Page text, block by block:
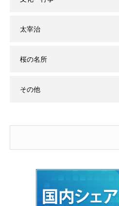
太宰治
桜の名所
その他